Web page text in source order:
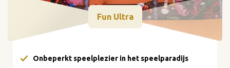
Fun Ultra
Onbeperkt speelplezier in het speelparadijs